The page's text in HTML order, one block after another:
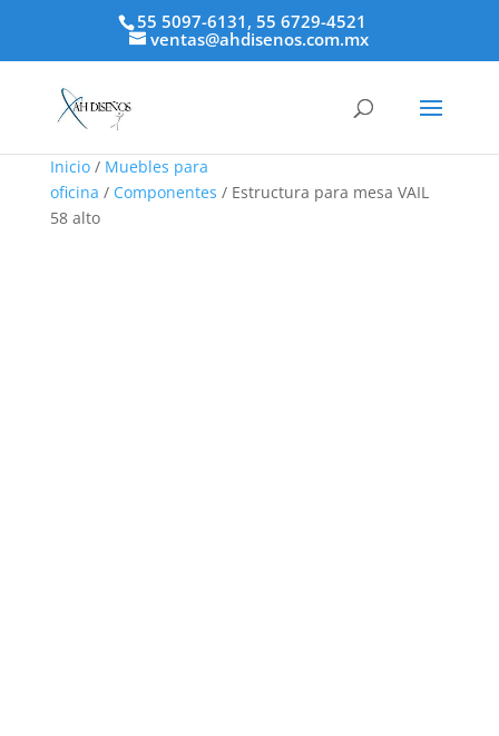
55 5097-6131, 55 6729-4521
ventas@ahdisenos.com.mx
Inicio/ Muebles para
oficina / Componentes / Estructura para mesa VAIL
58 alto